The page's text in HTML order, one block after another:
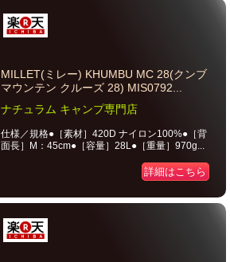
MILLET(ミレー) KHUMBU MC 28(クンブ
マウンテン クルーズ 28) MIS0792...
ナチュラム キャンプ専門店
仕様／規格●［素材］420D ナイロン100%●［背
面長］M：45cm●［容量］28L●［重量］970g...
詳細はこちら